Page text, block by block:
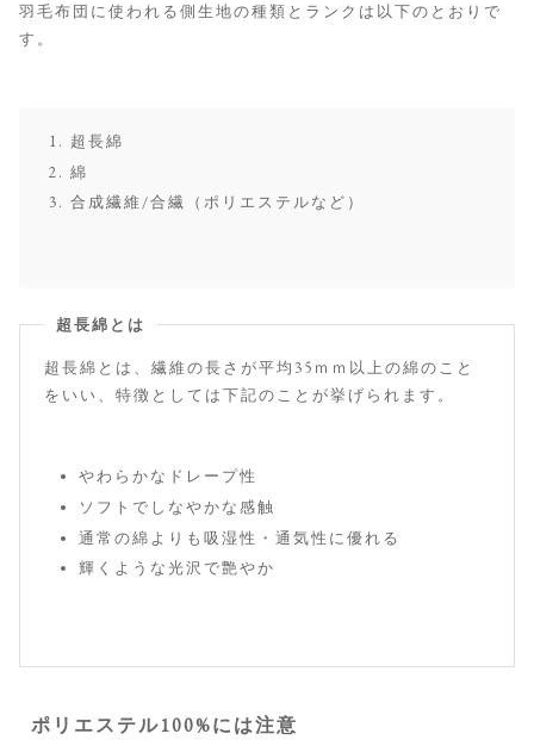
羽毛布団に使われる側生地の種類とランクは以下のとおりで
す。
超長綿
綿
合成繊維/合繊（ポリエステルなど）
超長綿とは
超長綿とは、繊維の長さが平均35ｍｍ以上の綿のこと
をいい、特徴としては下記のことが挙げられます。
やわらかなドレープ性
ソフトでしなやかな感触
通常の綿よりも吸湿性・通気性に優れる
輝くような光沢で艶やか
ポリエステル100%には注意